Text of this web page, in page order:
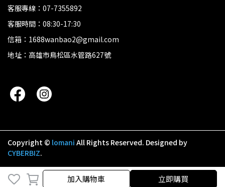
加入購物車 立即購買
客服專線：07-7355892
客服時間：08:30-17:30
信箱：1688wanbao2@gmail.com
地址：高雄市鳥松區水管路627號
Copyright © lomani All Rights Reserved. Designed by
CYBERBIZ.